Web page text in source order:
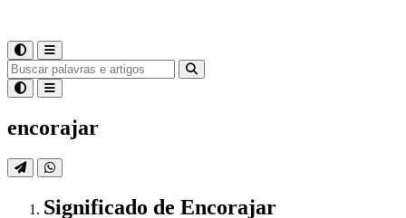
encorajar
Significado de Encorajar